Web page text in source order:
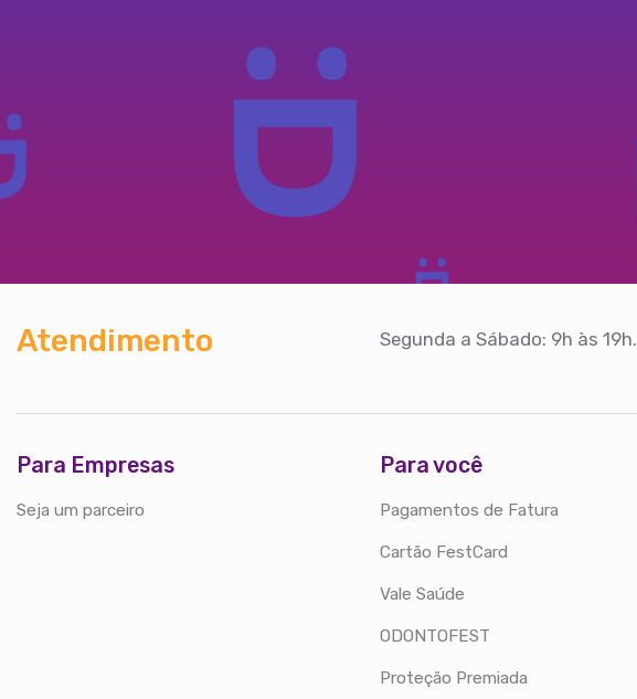
Atendimento Segunda a Sábado: 9h às 19h.
Para Empresas
Seja um parceiro
Para você
Pagamentos de Fatura
Cartão FestCard
Vale Saúde
ODONTOFEST
Proteção Premiada